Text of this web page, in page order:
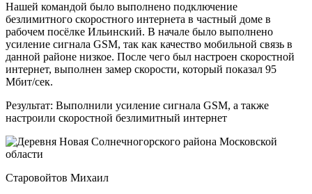
Нашей командой было выполнено подключение
безлимитного скоростного интернета в частный доме в
рабочем посёлке Ильинский. В начале было выполнено
усиление сигнала GSM, так как качество мобильной связь в
данной районе низкое. После чего был настроен скоростной
интернет, выполнен замер скорости, который показал 95
Мбит/сек.
Результат: Выполнили усиление сигнала GSM, а также
настроили скоростной безлимитный интернет
Старовойтов Михаил